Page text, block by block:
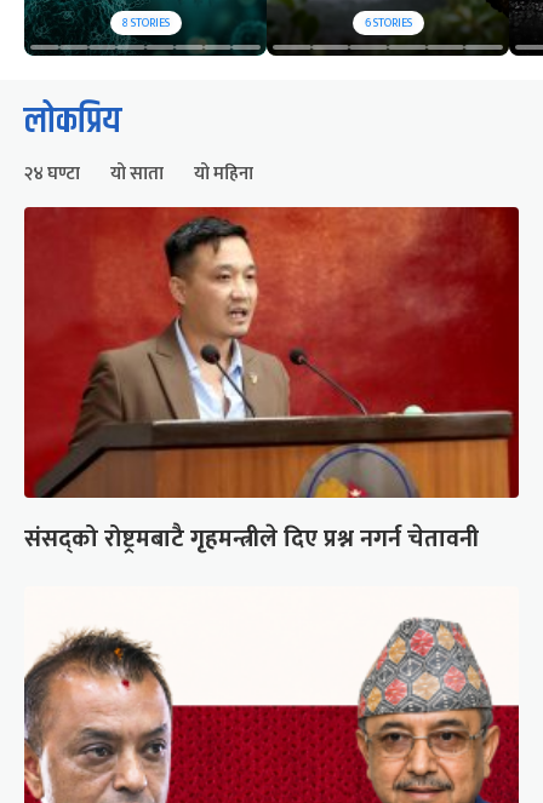
8STORIES 6STORIES
लोकप्रिय
२४ घण्टा यो साता यो महिना
संसद्को रोष्ट्रमबाटै गृहमन्त्रीले दिए प्रश्न नगर्न चेतावनी